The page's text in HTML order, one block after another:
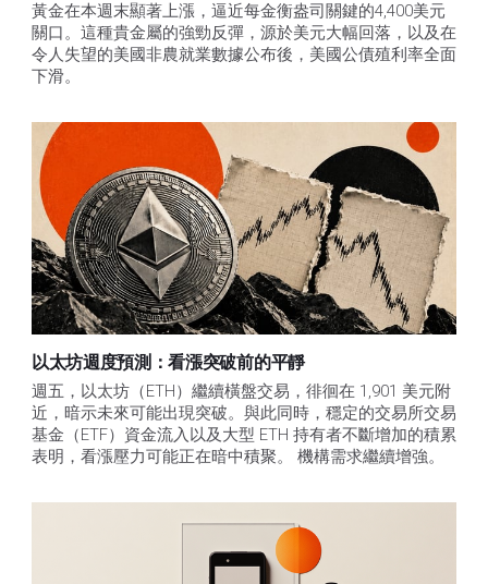
黃金在本週末顯著上漲，逼近每金衡盎司關鍵的4,400美元
關口。這種貴金屬的強勁反彈，源於美元大幅回落，以及在
令人失望的美國非農就業數據公布後，美國公債殖利率全面
下滑。
以太坊週度預測：看漲突破前的平靜
週五，以太坊（ETH）繼續橫盤交易，徘徊在 1,901 美元附
近，暗示未來可能出現突破。與此同時，穩定的交易所交易
基金（ETF）資金流入以及大型 ETH 持有者不斷增加的積累
表明，看漲壓力可能正在暗中積聚。 機構需求繼續增強。